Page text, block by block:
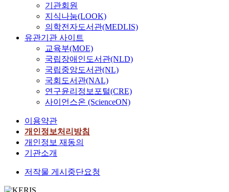
기관회원
지식나눔(LOOK)
의학전자도서관(MEDLIS)
유관기관 사이트
교육부(MOE)
국립장애인도서관(NLD)
국립중앙도서관(NL)
국회도서관(NAL)
연구윤리정보포털(CRE)
사이언스온 (ScienceON)
이용약관
개인정보처리방침
개인정보 재동의
기관소개
저작물 게시중단요청